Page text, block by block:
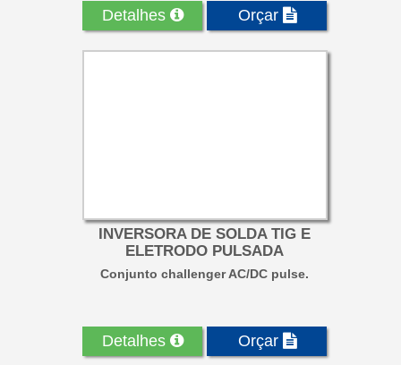
Detalhes Orçar
INVERSORA DE SOLDA TIG E
ELETRODO PULSADA
Conjunto challenger AC/DC pulse.
Detalhes Orçar